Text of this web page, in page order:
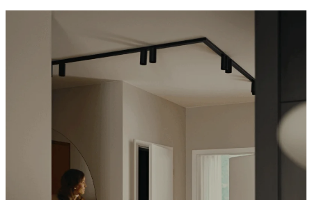
100% WATERPROOF
FRAME HYDRO
PROTECT™